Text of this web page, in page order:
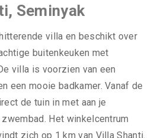
Seminyak
villa en beschikt over
buitenkeuken met
villa is voorzien van een
een mooie badkamer. Vanaf de
de tuin in met aan je
Het winkelcentrum
zich op 1 km van Villa Shanti.